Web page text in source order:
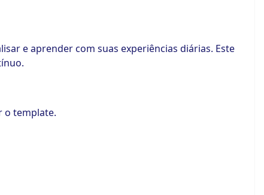
e aprender com suas experiências diárias. Este
o template.